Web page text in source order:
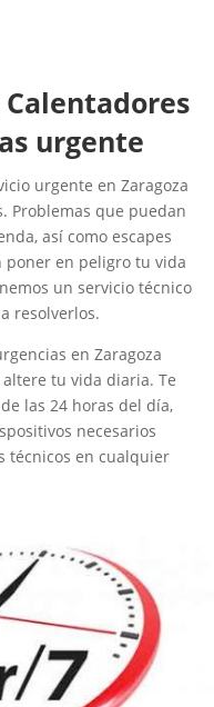
urgente
urgente en Zaragoza
Problemas que puedan
así como escapes
poner en peligro tu vida
un servicio técnico
resolverlos.
en Zaragoza
tu vida diaria. Te
las 24 horas del día,
necesarios
técnicos en cualquier